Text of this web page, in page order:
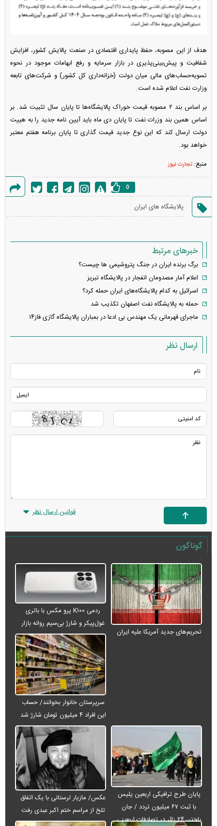
هدف از این مصوبه، حفظ پایداری اقتصادی در صنعت پالایش کشور، افزایش
شفافیت و پیش‌بینی‌پذیری در بازار سرمایه و رفع ابهامات موجود در نحوه
تسویه‌حساب‌های مالی میان دولت (خزانه‌داری کل کشور) و شرکت‌های تابعه
وزارت نفت اعلام شده است.
بر اساس بند ۲ مصوبه قیمت خوراک پالایشگاه‌ها تا پایان سال تثبیت شد. بر
اساس همین بند وزرات نفت تا پایان دی ماه باید آیین نامه جدید را به هییت
دولت ارسال کند که این نوع جدید قیمت گذاری تا پایان برنامه هفتم معتبر
خواهد بود.
منبع: تجارت نیوز
خطا
0
پالایشگاه های ایران
خبرهای مرتبط
برگ برنده ايران در جنگ پتروشیمی ها چیست؟
اعلام آمار مصدومان انفجار در پالایشگاه تبریز
اسرائیل به کدام پالایشگاه‌های ایران حمله کرد؟
حمله به پالایشگاه نفت اصفهان تکذیب شد
ماجرای قهرمانی یک مهندس بی ادعا در بمباران پالایشگاه گازی فاز۱۴
ارسال نظر
قوانین ارسال نظر
گوناگون
تحریم‌های جدید آمریکا علیه ایران
ردمی K۱۰۰ پرو مکس با باتری
غول‌پیکر و شارژ بی‌سیم روانه بازار
می‌شود
سرپرستان خانوار بخوانند/ حساب
این افراد ۴ میلیون تومان شارژ شد
پایان طرح ترافیکی اربعین پلیس
با ثبت ۶۷ میلیون تردد / جان
باختن ۲۴ زائر در تصادفات اربعینی
عکس/ مازیار لرستانی با یک اتفاق
تلخ از مراسم ختم اکبر عبدی رفت